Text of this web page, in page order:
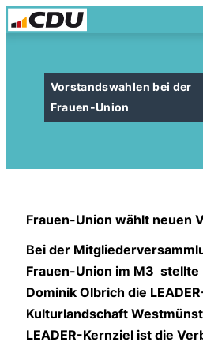
Vorstandswahlen bei der
Frauen-Union
Frauen-Union wählt neuen
Bei der
Frauen-Union im M3 stellte
Dominik Olbrich die
Kulturlandschaft
LEADER-Kernziel ist die